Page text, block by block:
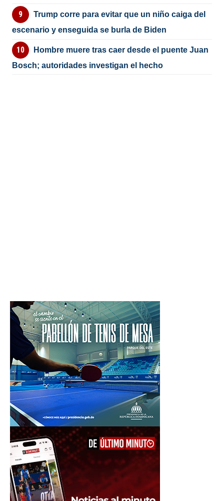
Trump corre para evitar que un niño caiga del
escenario y enseguida se burla de Biden
Hombre muere tras caer desde el puente Juan
Bosch; autoridades investigan el hecho